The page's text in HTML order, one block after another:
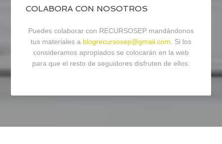
COLABORA CON NOSOTROS
Puedes colaborar con RECURSOSEP mandándonos
tus materiales a blogrecursosep@gmail.com. Si los
consideramos apropiados se colocarán en la web
para que el resto de seguidores disfruten de ellos.